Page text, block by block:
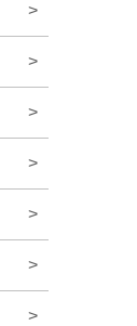
>
>
>
>
>
>
>